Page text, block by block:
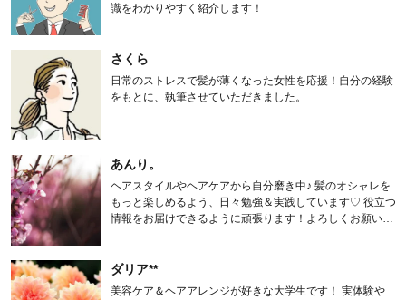
識をわかりやすく紹介します！
さくら
日常のストレスで髪が薄くなった女性を応援！自分の経験
をもとに、執筆させていただきました。
あんり。
ヘアスタイルやヘアケアから自分磨き中♪ 髪のオシャレを
もっと楽しめるよう、日々勉強＆実践しています♡ 役立つ
情報をお届けできるように頑張ります！よろしくお願いし
ダリア**
美容ケア＆ヘアアレンジが好きな大学生です！ 実体験や